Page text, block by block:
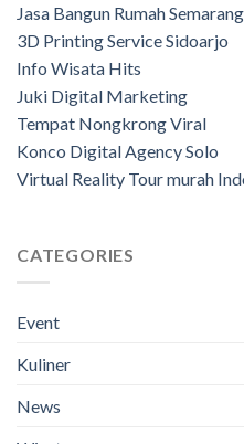
Jasa Bangun Rumah Semarang
3D Printing Service Sidoarjo
Info Wisata Hits
Juki Digital Marketing
Tempat Nongkrong Viral
Konco Digital Agency Solo
Virtual Reality Tour murah
CATEGORIES
Event
Kuliner
News